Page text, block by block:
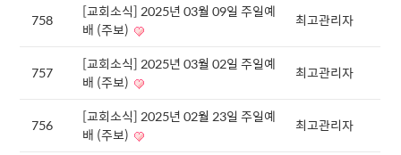
758
[교회소식] 2025년 03월 09일 주일예
배 (주보)
최고관리자
757
[교회소식] 2025년 03월 02일 주일예
배 (주보)
최고관리자
756
[교회소식] 2025년 02월 23일 주일예
배 (주보)
최고관리자